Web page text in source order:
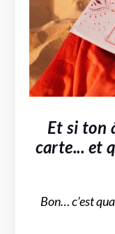
Et si ton
carte... et
Bon… c’est